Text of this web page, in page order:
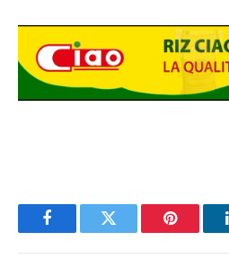
FacebookTwitter Pinterest